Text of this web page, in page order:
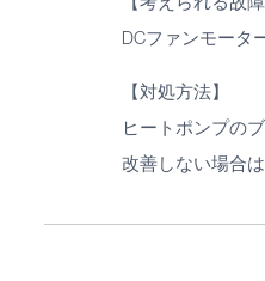
DCファンモータ
【対処方法】
ヒートポンプの
改善しない場合